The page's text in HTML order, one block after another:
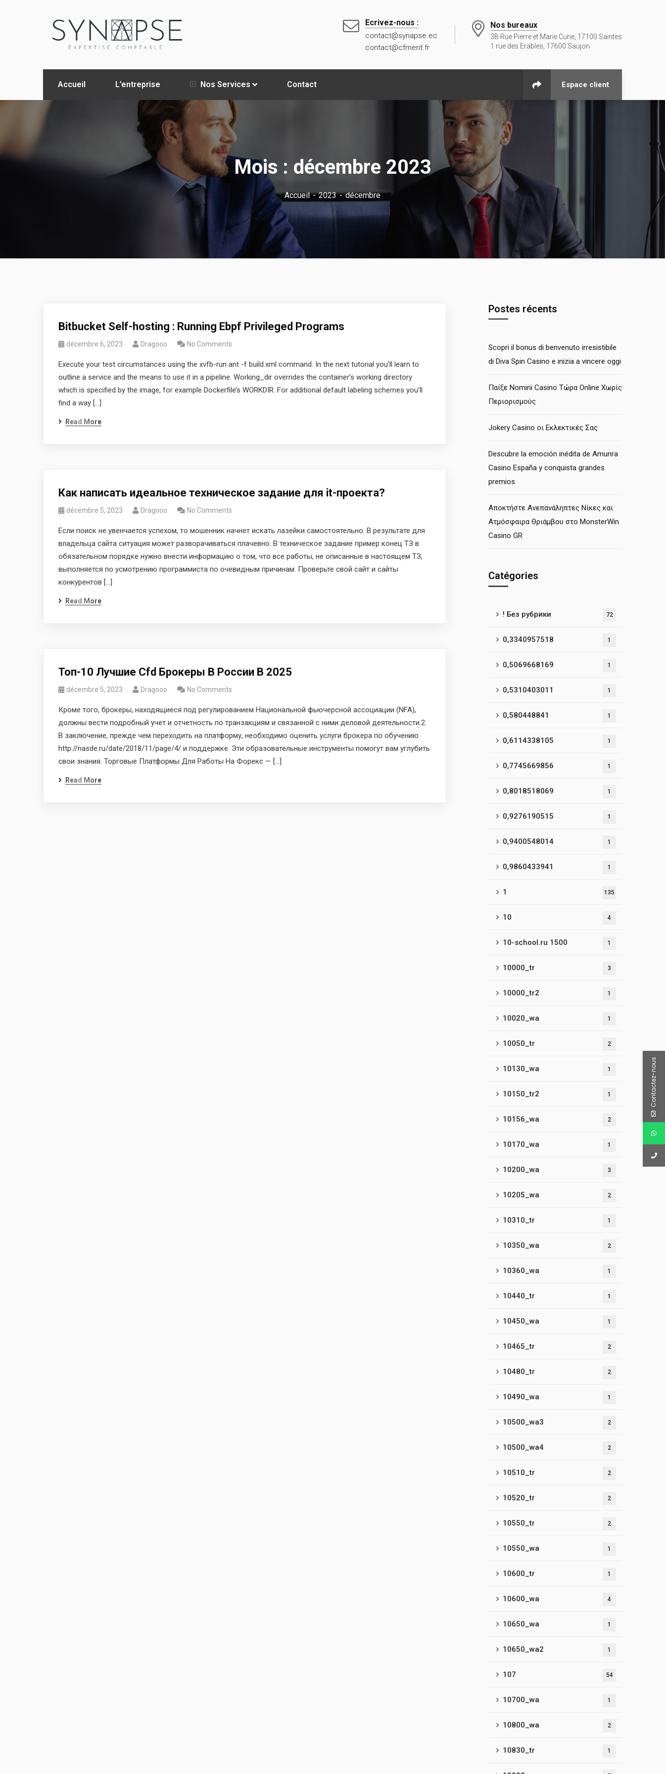
Ecrivez-nous :
contact@synapse.ec
contact@cfmerit.fr
Nos bureaux
3B Rue Pierre et Marie Curie, 17100 Saintes
1 rue des Erables, 17600 Saujon
Accueil L’entreprise Nos Services Contact Espace client
Mois : décembre 2023
Accueil 2023 décembre
Bitbucket Self-hosting : Running Ebpf Privileged Programs
décembre 6, 2023 Dragooo No Comments
Execute your test circumstances using the xvfb-run ant -f build.xml command. In the next tutorial you’ll learn to
outline a service and the means to use it in a pipeline. Working_dir overrides the container’s working directory
which is specified by the image, for example Dockerfile’s WORKDIR. For additional default labeling schemes you’ll
find a way […]
Read More
Как написать идеальное техническое задание для it-проекта?
décembre 5, 2023 Dragooo No Comments
Если поиск не увенчается успехом, то мошенник начнет искать лазейки самостоятельно. В результате для
владельца сайта ситуация может разворачиваться плачевно. В техническое задание пример конец ТЗ в
обязательном порядке нужно внести информацию о том, что все работы, не описанные в настоящем ТЗ,
выполняется по усмотрению программиста по очевидным причинам. Проверьте свой сайт и сайты
конкурентов […]
Read More
Топ-10 Лучшие Cfd Брокеры В России В 2025
décembre 5, 2023 Dragooo No Comments
Кроме того, брокеры, находящиеся под регулированием Национальной фьючерсной ассоциации (NFA),
должны вести подробный учет и отчетность по транзакциям и связанной с ними деловой деятельности.2.
В заключение, прежде чем переходить на платформу, необходимо оценить услуги брокера по обучению
http://nasde.ru/date/2018/11/page/4/ и поддержке. Эти образовательные инструменты помогут вам углубить
свои знания. Торговые Платформы Для Работы На Форекс — […]
Read More
Postes récents
Scopri il bonus di benvenuto irresistibile
di Diva Spin Casino e inizia a vincere oggi
Παίξε Nomini Casino Τώρα Online Χωρίς
Περιορισμούς
Jokery Casino οι Εκλεκτικές Σας
Descubre la emoción inédita de Amunra
Casino España y conquista grandes
premios
Αποκτήστε Ανεπανάληπτες Νίκες και
Ατμόσφαιρα Θριάμβου στο MonsterWin
Casino GR
Catégories
! Без рубрики 72
0,3340957518 1
0,5069668169 1
0,5310403011 1
0,580448841 1
0,6114338105 1
0,7745669856 1
0,8018518069 1
0,9276190515 1
0,9400548014 1
0,9860433941 1
1 135
10 4
10-school.ru 1500 1
10000_tr 3
10000_tr2 1
10020_wa 1
10050_tr 2
10130_wa 1
10150_tr2 1
10156_wa 2
10170_wa 1
10200_wa 3
10205_wa 2
10310_tr 1
10350_wa 2
10360_wa 1
10440_tr 1
10450_wa 1
10465_tr 2
10480_tr 2
10490_wa 1
10500_wa3 2
10500_wa4 2
10510_tr 2
10520_tr 2
10550_tr 2
10550_wa 1
10600_tr 1
10600_wa 4
10650_wa 1
10650_wa2 1
107 54
10700_wa 1
10800_wa 2
10830_tr 1
Contactez-nous